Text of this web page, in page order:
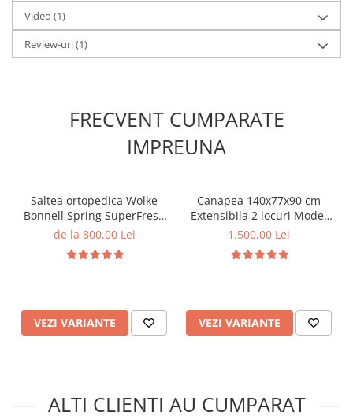
Video (1)
Review-uri(1)
FRECVENT CUMPARATE
IMPREUNA
Saltea ortopedica Wolke
Bonnell Spring SuperFresh
180x200x20 cm, 17 cm
Bonnell Spring, 3 cm spuma
de la 800,00 Lei
VEZI VARIANTE
Canapea 140x77x90 cm
Extensibila 2 locuri Model
One Tapiterie Catifea Gri
1.500,00 Lei
VEZI VARIANTE
ALTI CLIENTI AU CUMPARAT